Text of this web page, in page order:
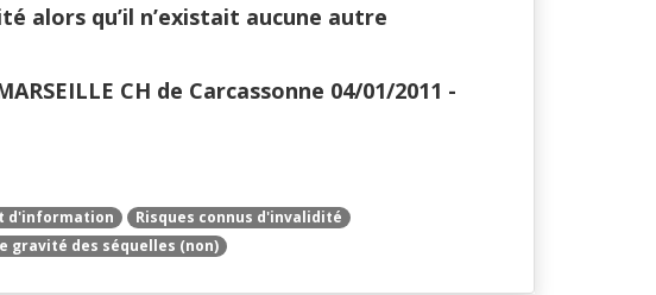
alors qu’il n’existait aucune autre
CH de Carcassonne 04/01/2011 -
d'information
Risques connus d'invalidité
gravité des séquelles (non)